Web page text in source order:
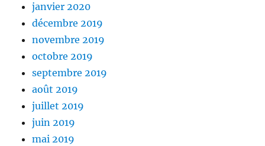
janvier 2020
décembre 2019
novembre 2019
octobre 2019
septembre 2019
août 2019
juillet 2019
juin 2019
mai 2019